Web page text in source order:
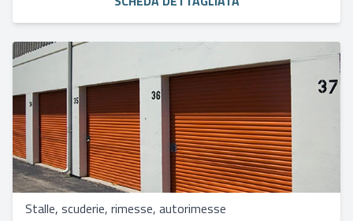
Stalle, scuderie, rimesse, autorimesse